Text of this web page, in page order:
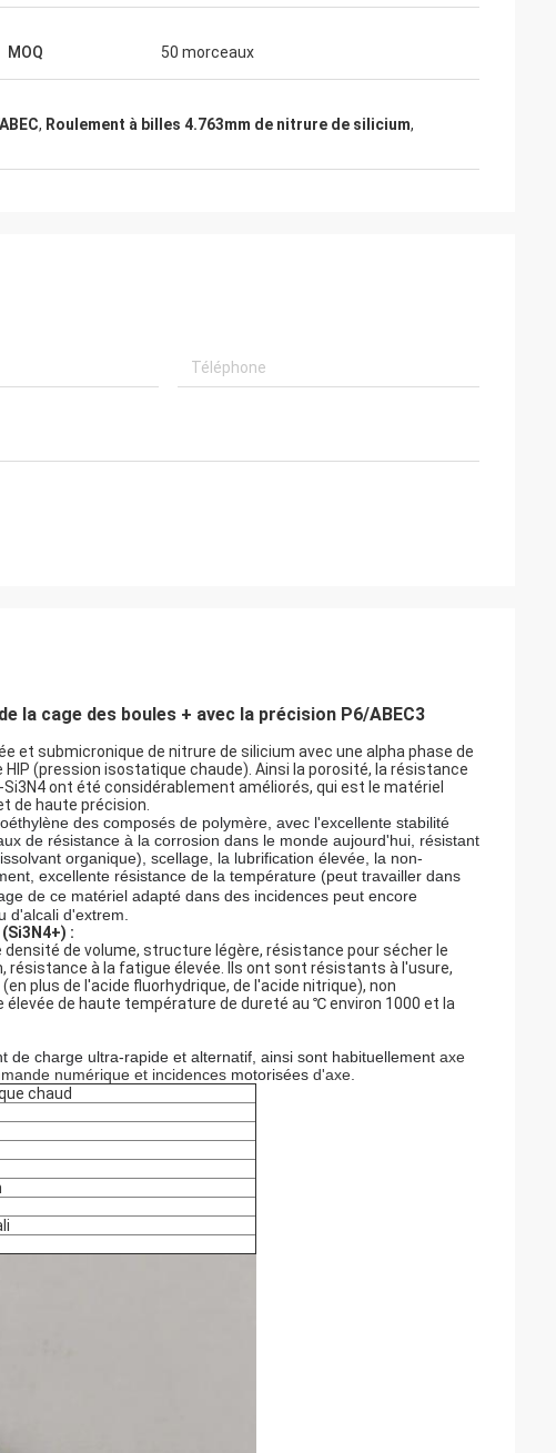
MOQ 50 morceaux
, Roulement à billes 4.763mm de nitrure de silicium,
la cage des boules + avec la précision P6/ABEC3
et submicronique de nitrure de silicium avec une alpha phase de
(pression isostatique chaude). Ainsi la porosité, la résistance
ont été considérablement améliorés, qui est le matériel
de haute précision.
des composés de polymère, avec l'excellente stabilité
de résistance à la corrosion dans le monde aujourd'hui, résistant
organique), scellage, la lubrification élevée, la non-
excellente résistance de la température (peut travailler dans
de ce matériel adapté dans des incidences peut encore
d'alcali d'extrem.
:
de volume, structure légère, résistance pour sécher le
à la fatigue élevée. Ils ont sont résistants à l'usure,
plus de l'acide fluorhydrique, de l'acide nitrique), non
de haute température de dureté au ℃ environ 1000 et la
de charge ultra-rapide et alternatif, ainsi sont habituellement axe
numérique et incidences motorisées d'axe.
chaud